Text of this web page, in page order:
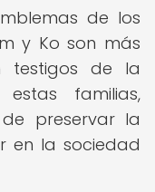
de los
y Ko son más
testigos de la
familias,
preservar la
en la sociedad